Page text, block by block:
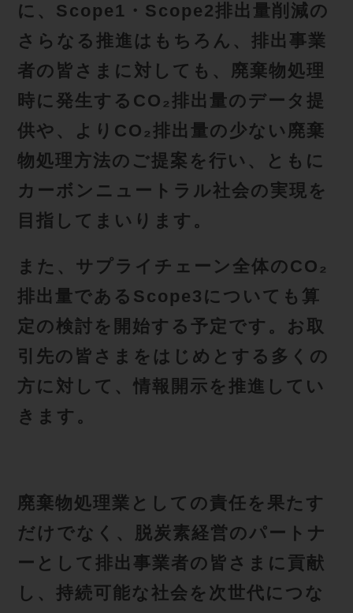
に、Scope1・Scope2排出量削減の
さらなる推進はもちろん、排出事業
者の皆さまに対しても、廃棄物処理
時に発生するCO₂排出量のデータ提
供や、よりCO₂排出量の少ない廃棄
物処理方法のご提案を行い、ともに
カーボンニュートラル社会の実現を
目指してまいります。
また、サプライチェーン全体のCO₂
排出量であるScope3についても算
定の検討を開始する予定です。お取
引先の皆さまをはじめとする多くの
方に対して、情報開示を推進してい
きます。
廃棄物処理業としての責任を果たす
だけでなく、脱炭素経営のパートナ
ーとして排出事業者の皆さまに貢献
し、持続可能な社会を次世代につな